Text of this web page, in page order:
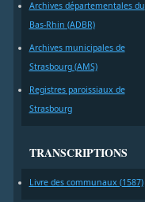
Archives départementales du
Bas-Rhin (ADBR)
Archives municipales de
Strasbourg (AMS)
Registres paroissiaux de
Strasbourg
TRANSCRIPTIONS
Livre des communaux (1587)